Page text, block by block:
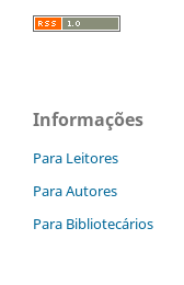
Informações
Para Leitores
Para Autores
Para Bibliotecários